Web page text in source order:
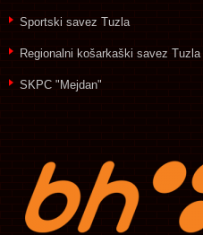
Sportski savez Tuzla
Regionalni košarkaški savez Tuzla
SKPC "Mejdan"